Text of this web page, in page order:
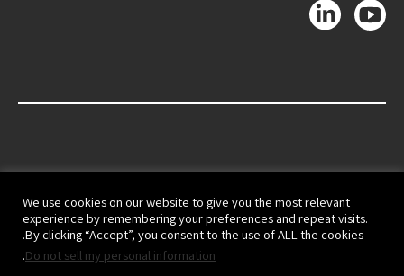
We use cookies on our website to give you the most relevant
experience by remembering your preferences and repeat visits.
By clicking “Accept”, you consent to the use of ALL the cookies.
Do not sell my personal information
.